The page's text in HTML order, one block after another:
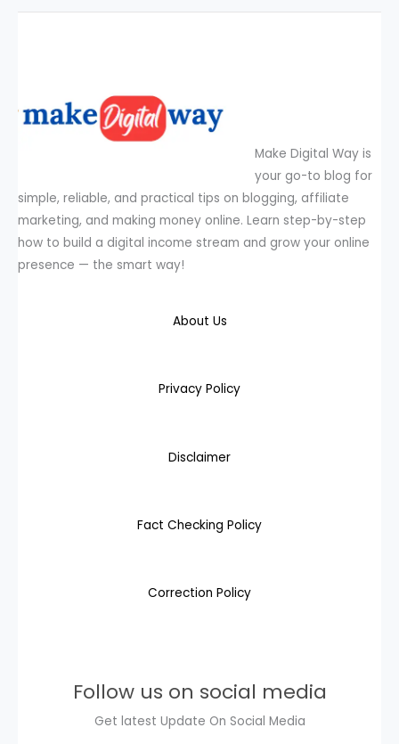
Make Digital Way is
your go-to blog for
simple, reliable, and practical tips on blogging, affiliate
marketing, and making money online. Learn step-by-step
how to build a digital income stream and grow your online
presence — the smart way!
About Us
Privacy Policy
Disclaimer
Fact Checking Policy
Correction Policy
Follow us on social media
Get latest Update On Social Media